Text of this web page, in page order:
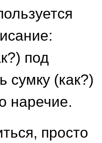
под
сумку (как?)
наречие.
просто